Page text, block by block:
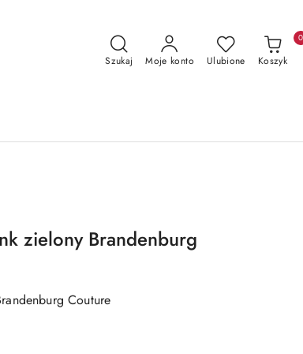
Szukaj Moje konto Ulubione Koszyk
0
zielony Brandenburg
Couture